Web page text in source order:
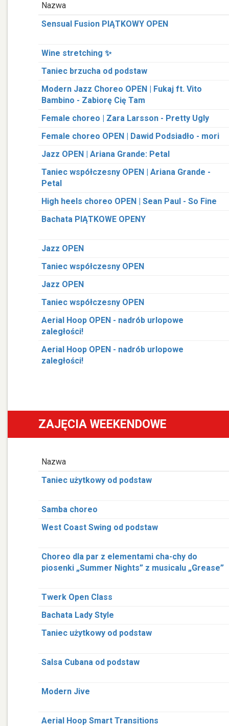
Nazwa
Sensual Fusion PIĄTKOWY OPEN
Wine stretching ✨
Taniec brzucha od podstaw
Modern Jazz Choreo OPEN | Fukaj ft. Vito
Bambino - Zabiorę Cię Tam
Female choreo | Zara Larsson - Pretty Ugly
Female choreo OPEN | Dawid Podsiadło - mori
Jazz OPEN | Ariana Grande: Petal
Taniec współczesny OPEN | Ariana Grande -
Petal
High heels choreo OPEN | Sean Paul - So Fine
Bachata PIĄTKOWE OPENY
Jazz OPEN
Taniec współczesny OPEN
Jazz OPEN
Taniec współczesny OPEN
Aerial Hoop OPEN - nadrób urlopowe
zaległości!
Aerial Hoop OPEN - nadrób urlopowe
zaległości!
ZAJĘCIA WEEKENDOWE
Nazwa
Taniec użytkowy od podstaw
Samba choreo
West Coast Swing od podstaw
Choreo dla par z elementami cha-chy do
piosenki „Summer Nights” z musicalu „Grease”
Twerk Open Class
Bachata Lady Style
Taniec użytkowy od podstaw
Salsa Cubana od podstaw
Modern Jive
Aerial Hoop Smart Transitions